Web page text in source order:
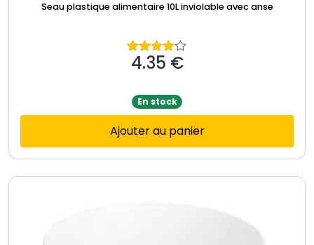
Seau plastique alimentaire 10L inviolable avec anse
Note
4.00sur
4.35 €
En stock
Ajouter au panier